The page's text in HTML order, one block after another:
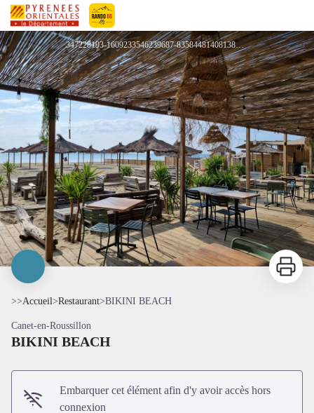
Pyrénées-Orientales Le Département
BIKINI BEACH
347228193-1609233546239687-8358448140813805109-n - Bikini Beach
Voir l'image en plein écran
Imprimer
>>Accueil>Restaurant>BIKINI BEACH
Canet-en-Roussillon
BIKINI BEACH
Embarquer cet élément afin d'y avoir accès hors
connexion